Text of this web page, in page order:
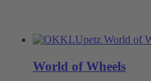
World of Wheels